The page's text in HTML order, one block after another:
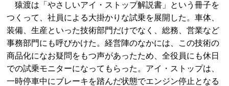
猿渡は「やさしいアイ・ストップ解説書」という冊子を
つくって、社員による大掛かりな試乗を展開した。車体、
装備、生産といった技術部門だけでなく、総務、営業など
事務部門にも呼びかけた。経営陣のなかには、この技術の
商品化になお疑問をもつ声があったため、全役員にも休日
での試乗モニターになってもらった。アイ・ストップは、
一時停車中にブレーキを踏んだ状態でエンジン停止となる